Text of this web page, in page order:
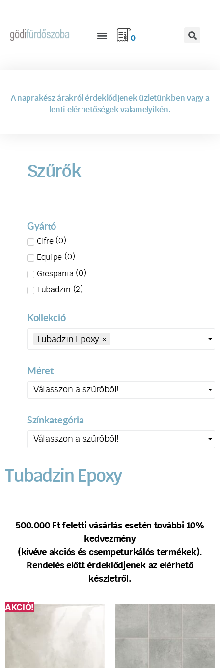
0
A naprakész árakról érdeklődjenek üzletünkben vagy a
lenti elérhetőségek valamelyikén.
Szűrők
Gyártó
Cifre (0)
Equipe (0)
Grespania (0)
Tubadzin (2)
Kollekció
Tubadzin Epoxy ×
Méret
Válasszon a szűrőből!
Színkategória
Válasszon a szűrőből!
Tubadzin Epoxy
500.000 Ft feletti vásárlás esetén további 10%
kedvezmény
(kivéve akciós és csempeturkálós termékek).
Rendelés előtt érdeklődjenek az elérhető
készletről.
AKCIÓ!